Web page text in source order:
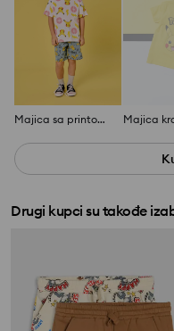
Majica sa printom Pokémon
Drugi kupci su takođe